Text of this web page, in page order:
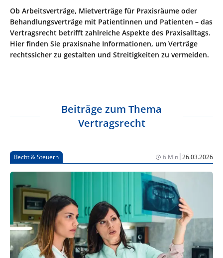
Ob Arbeitsverträge, Mietverträge für Praxisräume oder
Behandlungsverträge mit Patientinnen und Patienten – das
Vertragsrecht betrifft zahlreiche Aspekte des Praxisalltags.
Hier finden Sie praxisnahe Informationen, um Verträge
rechtssicher zu gestalten und Streitigkeiten zu vermeiden.
Beiträge zum Thema
Vertragsrecht
Recht & Steuern 6 Min|26.03.2026